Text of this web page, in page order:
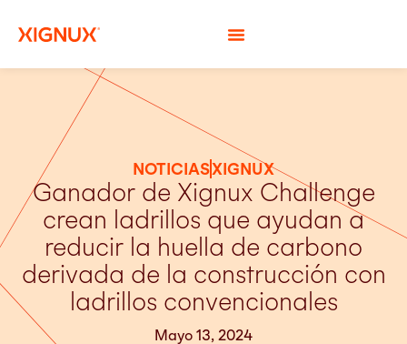
NOTICIASXIGNUX
Ganador de Xignux Challenge
crean ladrillos que ayudan a
reducir la huella de carbono
derivada de la construcción con
ladrillos convencionales
Mayo 13, 2024